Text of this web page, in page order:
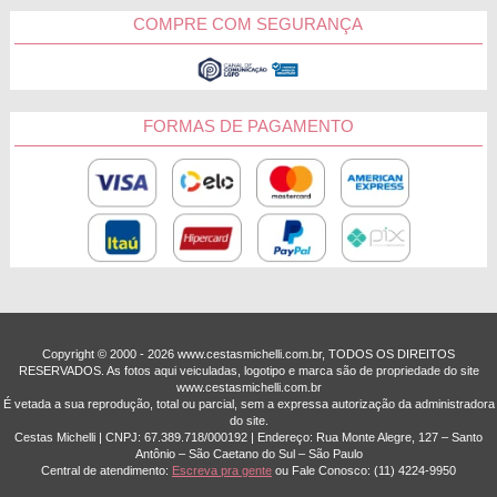
Porto Alegre
Pelotas
Canoas
Erechim
Outras Cidades
COMPRE COM SEGURANÇA
FORMAS DE PAGAMENTO
Copyright © 2000 - ­2026 www.cestasmichelli.com.br, TODOS OS DIREITOS
RESERVADOS. As fotos aqui veiculadas, logotipo e marca são de propriedade do site
www.cestasmichelli.com.br
É vetada a sua reprodução, total ou parcial, sem a expressa autorização da administradora
do site.
Cestas Michelli | CNPJ: 67.389.718/0001­92 | Endereço: Rua Monte Alegre, 127 – Santo
Antônio – São Caetano do Sul – São Paulo
Central de atendimento: Escreva pra gente ou Fale Conosco: (11) 4224-9950